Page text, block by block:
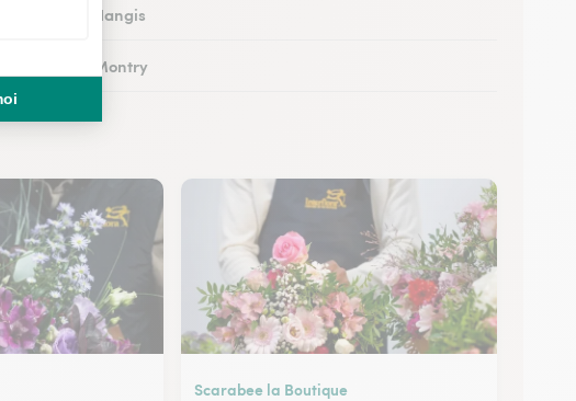
Fleuristes à Nangis
Fleuristes à Montry
Fleuristes à Nemours
Scarabee la Boutique